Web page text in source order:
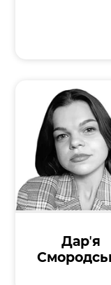
Дарʼя